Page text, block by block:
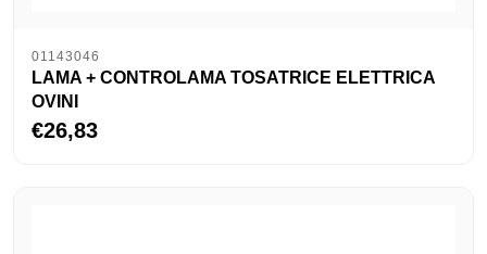
01143046
LAMA + CONTROLAMA TOSATRICE ELETTRICA
OVINI
€26,83